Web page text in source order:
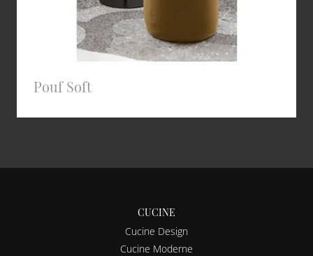
Pouf Soft
CUCINE
Cucine Design
Cucine Moderne